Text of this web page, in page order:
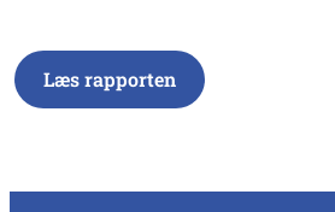
Læs rapporten